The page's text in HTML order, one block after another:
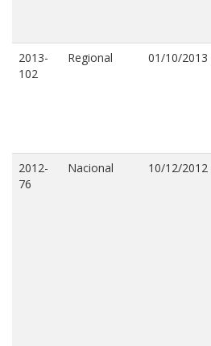
2013-
102
Regional 01/10/2013
2012-
76
Nacional 10/12/2012